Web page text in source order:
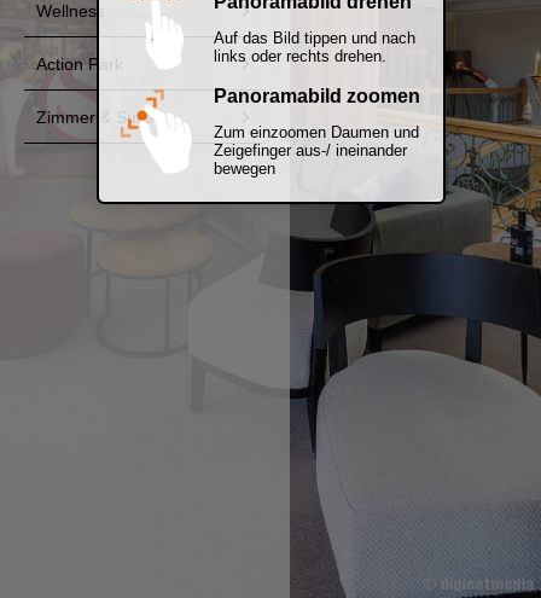
Panoramabild drehen
Auf das Bild tippen und nach
links oder rechts drehen.
Panoramabild zoomen
Zeigefinger aus-/ ineinander
bewegen